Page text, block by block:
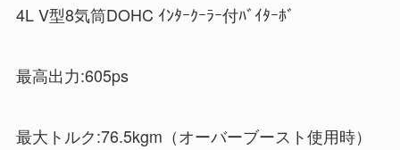
4L V型8気筒DOHC ｲﾝﾀｰｸｰﾗｰ付ﾊﾞｲﾀｰﾎﾞ
最高出力:605ps
最大トルク:76.5kgm（オーバーブースト使用時）